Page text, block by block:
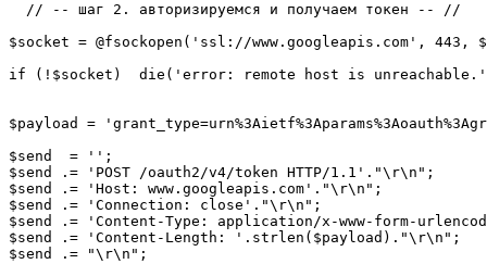
  // -- шаг 2. авторизируемся и получаем токен -- //
$socket = @fsockopen('ssl://www.googleapis.com',
if (!$socket)  die('error: remote host is
$payload =
$send  = '';
$send .= 'POST /oauth2/v4/token HTTP/1.1'."\r\n";
$send .= 'Host: www.googleapis.com'."\r\n";
$send .= 'Connection: close'."\r\n";
$send .= 'Content-Type: application/x-www-form-
$send .= 'Content-Length: '.strlen($payload)."\r\n";
$send .= "\r\n";